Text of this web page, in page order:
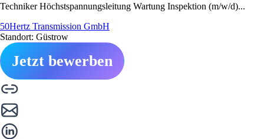
Techniker Höchstspannungsleitung Wartung Inspektion (m/w/d)...
50Hertz Transmission GmbH
Standort: Güstrow
Jetzt bewerben